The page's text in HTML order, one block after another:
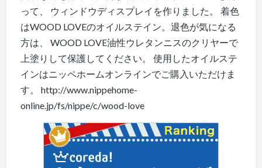
って、 ウィンドウディスプレイを作りました。 着色
はWOOD LOVEのオイルステイン。退色が気になる
方は、 WOOD LOVE油性ウレタンニスのクリヤーで
上塗りして保護してください。 使用したオイルステ
インはニッペホームオンラインでご購入いただけま
す。 http://www.nippehome-
online.jp/fs/nippe/c/wood-love